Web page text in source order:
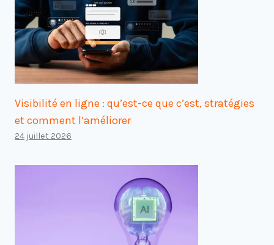
Visibilité en ligne : qu’est-ce que c’est, stratégies
et comment l’améliorer
24 juillet 2026